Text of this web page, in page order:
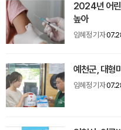
2024년 어린
높아
임혜정 기자
예천군, 대형
임혜정 기자